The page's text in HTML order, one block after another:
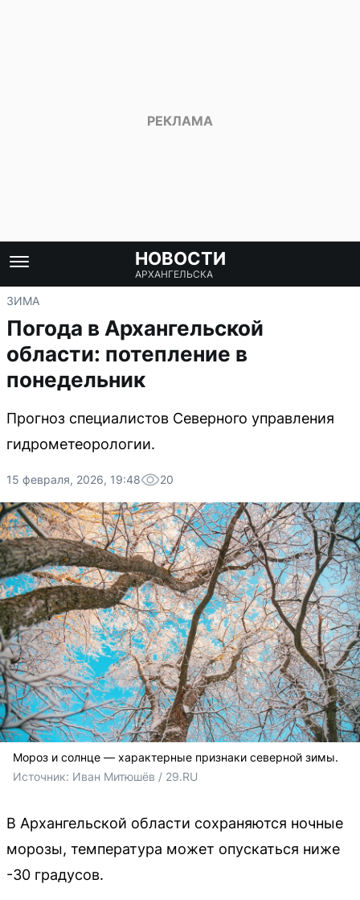
НОВОСТИ
АРХАНГЕЛЬСКА
ЗИМА
Погода в Архангельской
области: потепление в
понедельник
Прогноз специалистов Северного управления
гидрометеорологии.
15 февраля, 2026, 19:48 20
Мороз и солнце — характерные признаки северной зимы.
Источник: Иван Митюшёв / 29.RU
В Архангельской области сохраняются ночные
морозы, температура может опускаться ниже
-30 градусов.